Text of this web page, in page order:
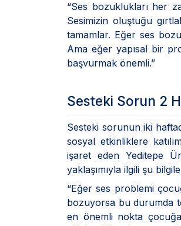
“Ses bozuklukları her
Sesimizin oluştuğu
tamamlar. Eğer ses
Ama eğer yapısal bir
başvurmak önemli.”
Sesteki Sorun 2
Sesteki sorunun iki
sosyal etkinliklere
işaret eden Yeditepe
yaklaşımıyla ilgili şu
“Eğer ses problemi
bozuyorsa bu durumda
en önemli nokta